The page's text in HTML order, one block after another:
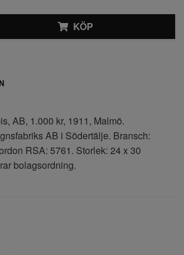
KÖP
AB, 1.000 kr, 1911, Malmö.
AB i Södertälje. Bransch:
RSA: 5761. Storlek: 24 x 30
bolagsordning.